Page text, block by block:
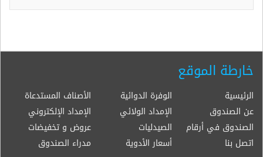
خارطة الموقع
الرئيسية الوفرة الدوائية
الأصناف المستدعاة
عن الصندوق
الإمداد الولائي
الإمداد الإلكتروني
الصندوق في أرقام
الصيدليات
عروض و تخفيضات
اتصل بنا
أسعار الأدوية مدراء الصندوق